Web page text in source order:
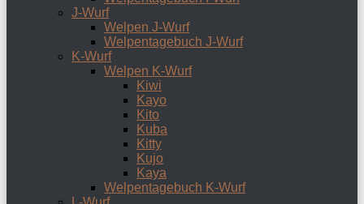
J-Wurf
Welpen J-Wurf
Welpentagebuch J-Wurf
K-Wurf
Welpen K-Wurf
Kiwi
Kayo
Kito
Kuba
Kitty
Kujo
Kaya
Welpentagebuch K-Wurf